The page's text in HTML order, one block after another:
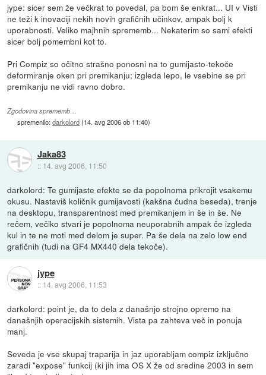
jype: sicer sem že večkrat to povedal, pa bom še enkrat... UI v Visti
ne teži k inovaciji nekih novih grafičnih učinkov, ampak bolj k
uporabnosti. Veliko majhnih sprememb... Nekaterim so sami efekti
sicer bolj pomembni kot to.
Pri Compiz so očitno strašno ponosni na to gumijasto-tekoče
deformiranje oken pri premikanju; izgleda lepo, le vsebine se pri
premikanju ne vidi ravno dobro.
Zgodovina sprememb…
spremenilo:darkolord(14. avg 2006 ob 11:40)
Jaka83
:: 14. avg 2006, 11:50
darkolord: Te gumijaste efekte se da popolnoma prikrojit vsakemu
okusu. Nastaviš količnik gumijavosti (kakšna čudna beseda), trenje
na desktopu, transparentnost med premikanjem in še in še. Ne
rečem, večiko stvari je popolnoma neuporabnih ampak če izgleda
kul in te ne moti med delom je super. Pa še dela na zelo low end
grafičnih (tudi na GF4 MX440 dela tekoče).
jype
:: 14. avg 2006, 11:53
darkolord: point je, da to dela z današnjo strojno opremo na
današnjih operacijskih sistemih. Vista pa zahteva več in ponuja
manj.
Seveda je vse skupaj traparija in jaz uporabljam compiz izključno
zaradi "expose" funkcij (ki jih ima OS X že od sredine 2003 in sem